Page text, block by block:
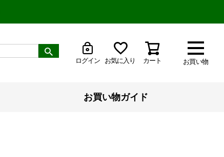
お買い物
ログイン お気に入り カート
お買い物ガイド